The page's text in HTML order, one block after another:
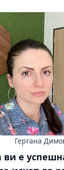
Гергана
ви е